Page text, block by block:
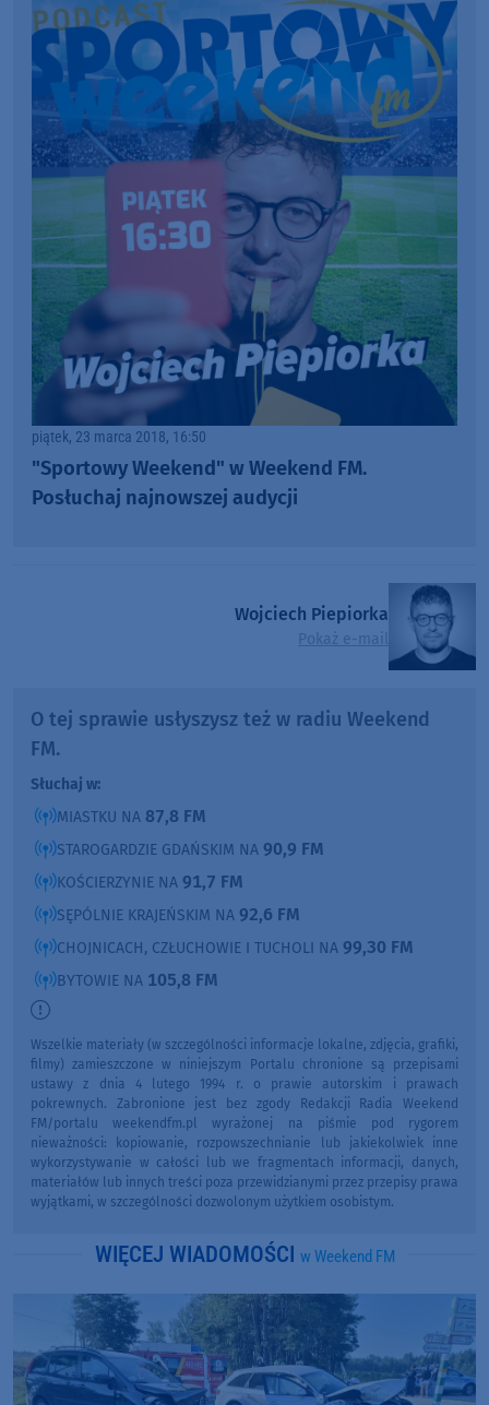
piątek, 23 marca 2018, 16:50
"Sportowy Weekend" w Weekend FM.
Posłuchaj najnowszej audycji
Wojciech Piepiorka
Pokaż e-mail
O tej sprawie usłyszysz też w radiu Weekend
FM.
Słuchaj w:
MIASTKU NA 87,8 FM
STAROGARDZIE GDAŃSKIM NA 90,9 FM
KOŚCIERZYNIE NA 91,7 FM
SĘPÓLNIE KRAJEŃSKIM NA 92,6 FM
CHOJNICACH, CZŁUCHOWIE I TUCHOLI NA 99,30 FM
BYTOWIE NA 105,8 FM
Wszelkie materiały (w szczególności informacje lokalne, zdjęcia, grafiki,
filmy) zamieszczone w niniejszym Portalu chronione są przepisami
ustawy z dnia 4 lutego 1994 r. o prawie autorskim i prawach
pokrewnych. Zabronione jest bez zgody Redakcji Radia Weekend
FM/portalu weekendfm.pl wyrażonej na piśmie pod rygorem
nieważności: kopiowanie, rozpowszechnianie lub jakiekolwiek inne
wykorzystywanie w całości lub we fragmentach informacji, danych,
materiałów lub innych treści poza przewidzianymi przez przepisy prawa
wyjątkami, w szczególności dozwolonym użytkiem osobistym.
WIĘCEJ WIADOMOŚCI w Weekend FM